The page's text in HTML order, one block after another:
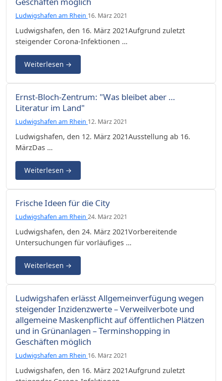
Ludwigshafen am Rhein 16. März 2021
Ludwigshafen, den 16. März 2021Aufgrund zuletzt
steigender Corona-Infektionen …
Weiterlesen →
Ernst-Bloch-Zentrum: "Was bleibet aber …
Literatur im Land"
Ludwigshafen am Rhein 12. März 2021
Ludwigshafen, den 12. März 2021Ausstellung ab 16.
MärzDas …
Weiterlesen →
Frische Ideen für die City
Ludwigshafen am Rhein 24. März 2021
Ludwigshafen, den 24. März 2021Vorbereitende
Untersuchungen für vorläufiges …
Weiterlesen →
Ludwigshafen erlässt Allgemeinverfügung wegen
steigender Inzidenzwerte – Verweilverbote und
allgemeine Maskenpflicht auf öffentlichen Plätzen
und in Grünanlagen – Terminshopping in
Geschäften möglich
Ludwigshafen am Rhein 16. März 2021
Ludwigshafen, den 16. März 2021Aufgrund zuletzt